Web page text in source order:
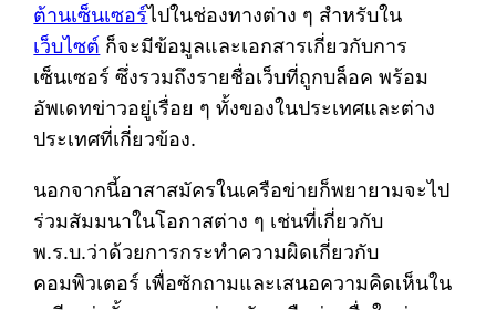
ต้านเซ็นเซอร์ไปในช่องทางต่าง ๆ สำหรับใน
เว็บไซต์ ก็จะมีข้อมูลและเอกสารเกี่ยวกับการ
เซ็นเซอร์ ซึ่งรวมถึงรายชื่อเว็บที่ถูกบล็อค พร้อม
อัพเดทข่าวอยู่เรื่อย ๆ ทั้งของในประเทศและต่าง
ประเทศที่เกี่ยวข้อง.
นอกจากนี้อาสาสมัครในเครือข่ายก็พยายามจะไป
ร่วมสัมมนาในโอกาสต่าง ๆ เช่นที่เกี่ยวกับ
พ.ร.บ.ว่าด้วยการกระทำความผิดเกี่ยวกับ
คอมพิวเตอร์ เพื่อซักถามและเสนอความคิดเห็นใน